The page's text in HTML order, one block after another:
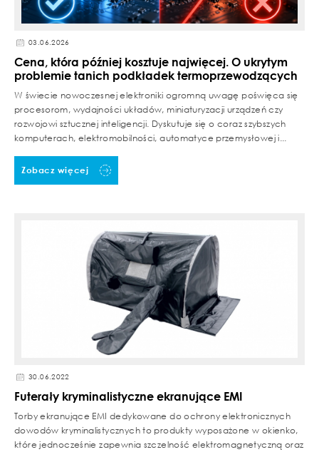
03.06.2026
Cena, która później kosztuje najwięcej. O ukrytym
problemie tanich podkładek termoprzewodzących
W świecie nowoczesnej elektroniki ogromną uwagę poświęca się
procesorom, wydajności układów, miniaturyzacji urządzeń czy
rozwojowi sztucznej inteligencji. Dyskutuje się o coraz szybszych
komputerach, elektromobilności, automatyce przemysłowej i...
Zobacz więcej
30.06.2022
Futerały kryminalistyczne ekranujące EMI
Torby ekranujące EMI dedykowane do ochrony elektronicznych
dowodów kryminalistycznych to produkty wyposażone w okienko,
które jednocześnie zapewnia szczelność elektromagnetyczną oraz